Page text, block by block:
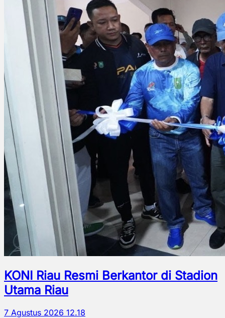
KONI Riau Resmi Berkantor di Stadion
Utama Riau
7 Agustus 2026 12.18